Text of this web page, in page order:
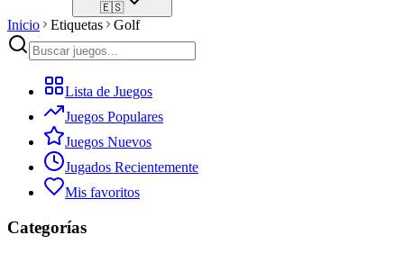
🇪🇸
Inicio Etiquetas Golf
Lista de Juegos
Juegos Populares
Juegos Nuevos
Jugados Recientemente
Mis favoritos
Categorías